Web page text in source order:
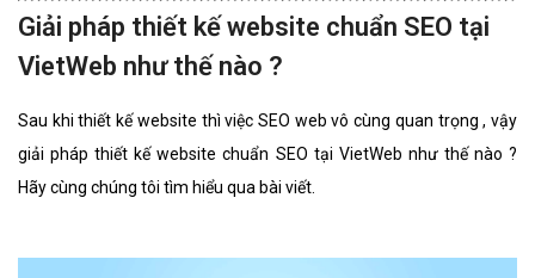
Giải pháp thiết kế website chuẩn SEO tại
VietWeb như thế nào ?
Sau khi thiết kế website thì việc SEO web vô cùng quan trọng , vậy
giải pháp thiết kế website chuẩn SEO tại VietWeb như thế nào ?
Hãy cùng chúng tôi tìm hiểu qua bài viết.